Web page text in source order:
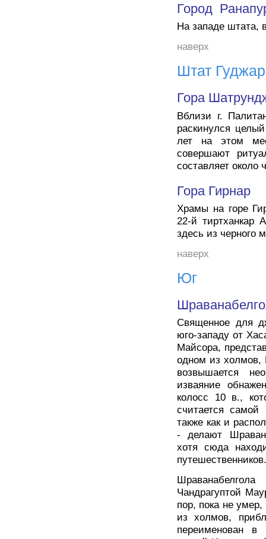
Город
На западе штата,
наверх
Штат
Гора
Вблизи г.
раскинулся
лет на этом
совершают
составляет около
Гора Гирнар
Храмы на горе
22-й тиртханкар
здесь из черного
наверх
Юг
Священное для
юго-западу от
Майсора,
одном из холмов,
возвышается
изваяние
колосс 10 в.,
считается
также как и
- делают
хотя сюда
путешественников.
Чандрагуптой
пор, пока не умер,
из холмов,
переименован в